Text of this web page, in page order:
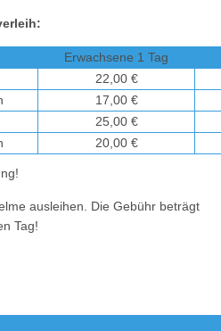
Erwachsene 1 Tag
22,00 €
17,00 €
25,00 €
20,00 €
ausleihen. Die Gebühr beträgt
Tag!